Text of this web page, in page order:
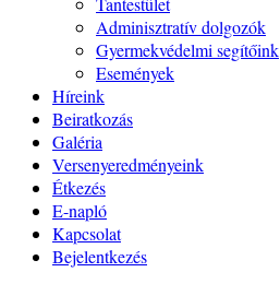
Adminisztratív dolgozók
Gyermekvédelmi segítőink
Események
Híreink
Beiratkozás
Galéria
Versenyeredményeink
Étkezés
E-napló
Kapcsolat
Bejelentkezés